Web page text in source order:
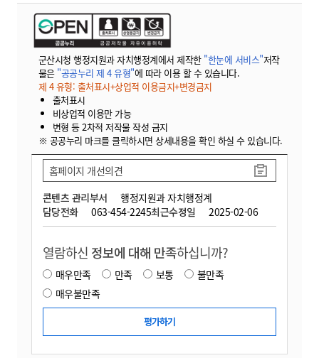
군산시청 행정지원과 자치행정계에서 제작한 "한눈에 서비스"저작
물은 "공공누리 제 4 유형"에 따라 이용 할 수 있습니다.
제 4 유형: 출처표시+상업적 이용금지+변경금지
출처표시
비상업적 이용만 가능
변형 등 2차적 저작물 작성 금지
※ 공공누리 마크를 클릭하시면 상세내용을 확인 하실 수 있습니다.
콘텐츠 관리부서
행정지원과 자치행정계
담당전화
063-454-2245최근수정일 2025-02-06
홈페이지 개선의견
열람하신 정보에 대해 만족하십니까?
매우만족 만족 보통
불만족
매우불만족